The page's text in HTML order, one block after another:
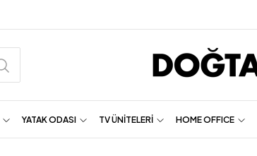
YATAK ODASI TV ÜNİTELERİ HOME OFFICE